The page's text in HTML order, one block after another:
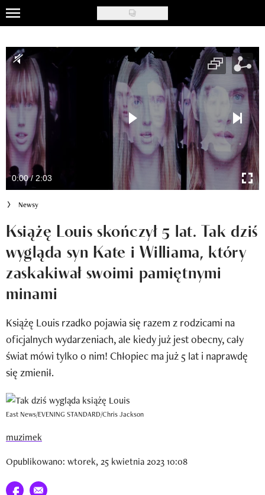
Skip
to
main
content
Moda
Ślub i wesele
Styl życia
Nasze akcje
Inspiracje
Newsy
Newsletter
Wizaz Summer Influ School
Mój profil / Zarejestruj się
0:00 / 2:03
Newsy
Książę Louis skończył 5 lat. Tak dziś
wygląda syn Kate i Williama, który
zaskakiwał swoimi pamiętnymi
minami
Książę Louis rzadko pojawia się razem z rodzicami na
oficjalnych wydarzeniach, ale kiedy już jest obecny, cały
świat mówi tylko o nim! Chłopiec ma już 5 lat i naprawdę
się zmienił.
East News/EVENING STANDARD/Chris Jackson
muzimek
Opublikowano: wtorek, 25 kwietnia 2023 10:08
Udostępnij na facebook
E-mail do przyjaciela